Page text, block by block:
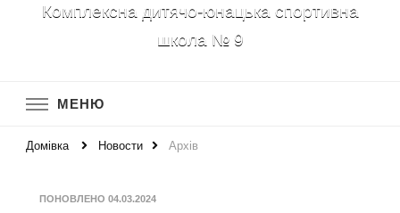
Комплексна дитячо-юнацька спортивна
школа № 9
МЕНЮ
Домівка Новости Аpхів
ПОНОВЛЕНО 04.03.2024